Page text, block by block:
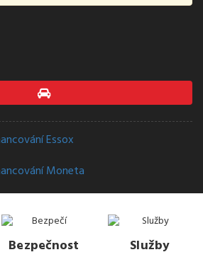
Bezpečnost Služby